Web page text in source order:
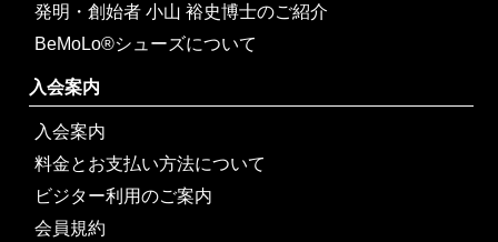
発明・創始者 小山 裕史博士のご紹介
BeMoLo®シューズについて
入会案内
入会案内
料金とお支払い方法について
ビジター利用のご案内
会員規約